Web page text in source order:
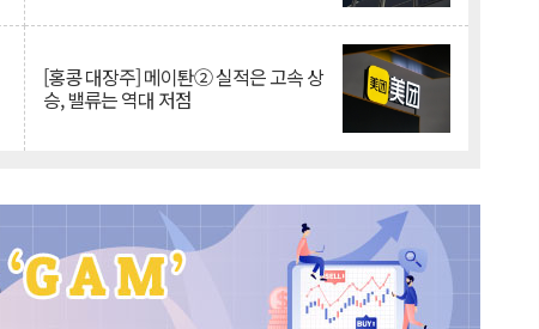
[홍콩 대장주] 메이퇀② 실적은 고속 상
승, 밸류는 역대 저점